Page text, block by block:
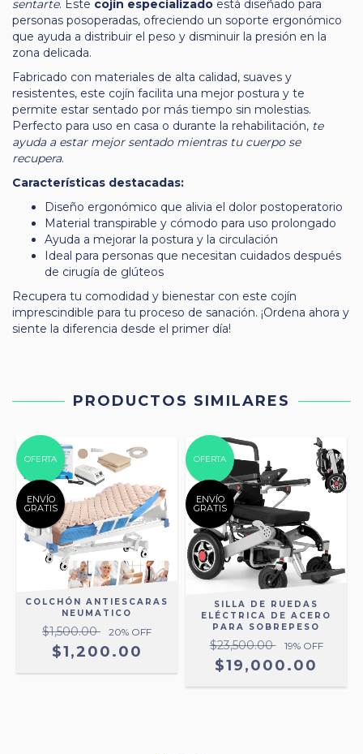
sentarte. Este cojín especializado está diseñado para
personas posoperadas, ofreciendo un soporte ergonómico
que ayuda a distribuir el peso y disminuir la presión en la
zona delicada.
Fabricado con materiales de alta calidad, suaves y
resistentes, este cojín facilita una mejor postura y te
permite estar sentado por más tiempo sin molestias.
Perfecto para uso en casa o durante la rehabilitación, te
ayuda a estar mejor sentado mientras tu cuerpo se
recupera.
Características destacadas:
Diseño ergonómico que alivia el dolor postoperatorio
Material transpirable y cómodo para uso prolongado
Ayuda a mejorar la postura y la circulación
Ideal para personas que necesitan cuidados después
de cirugía de glúteos
Recupera tu comodidad y bienestar con este cojín
imprescindible para tu proceso de sanación. ¡Ordena ahora y
siente la diferencia desde el primer día!
PRODUCTOS SIMILARES
OFERTA
ENVÍO
GRATIS
COLCHÓN ANTIESCARAS
NEUMATICO
$1,500.00 20% OFF
$1,200.00
OFERTA
ENVÍO
GRATIS
SILLA DE RUEDAS
ELÉCTRICA DE ACERO
PARA SOBREPESO
$23,500.00 19% OFF
$19,000.00